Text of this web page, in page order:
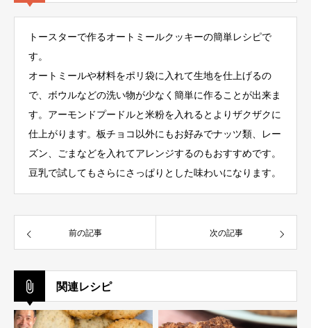
トースターで作るオートミールクッキーの簡単レシピで
す。
オートミールや材料をポリ袋に入れて生地を仕上げるの
で、ボウルなどの洗い物が少なく簡単に作ることが出来ま
す。アーモンドプードルと米粉を入れるとよりザクザクに
仕上がります。板チョコ以外にもお好みでナッツ類、レー
ズン、ごまなどを入れてアレンジするのもおすすめです。
豆乳で試してもさらにさっぱりとした味わいになります。
前の記事 次の記事
関連レシピ